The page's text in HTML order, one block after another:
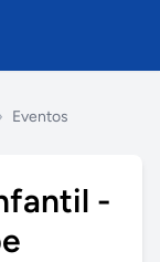
Eventos
-